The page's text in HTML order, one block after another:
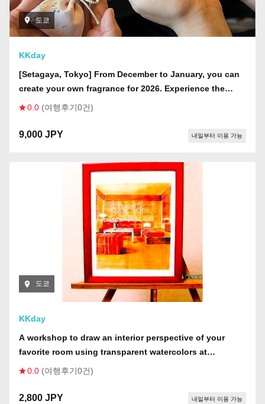
도쿄
KKday
[Setagaya, Tokyo] From December to January, you can
create your own fragrance for 2026. Experience the
traditional fragrance culture of "Japanese Sachet
0.0 (여행후기0건)
9,000 JPY 내일부터 이용 가능
도쿄
KKday
A workshop to draw an interior perspective of your
favorite room using transparent watercolors at
Nishitengachaya, Osaka: a townhouse used as a TV
0.0 (여행후기0건)
2,800 JPY 내일부터 이용 가능